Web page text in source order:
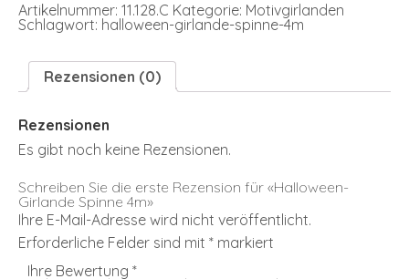
Artikelnummer: 11.128.C Kategorie: Motivgirlanden
Schlagwort: halloween-girlande-spinne-4m
Rezensionen (0)
Rezensionen
Es gibt noch keine Rezensionen.
Schreiben Sie die erste Rezension für «Halloween-
Girlande Spinne 4m»
Ihre E-Mail-Adresse wird nicht veröffentlicht.
Erforderliche Felder sind mit * markiert
Ihre Bewertung *